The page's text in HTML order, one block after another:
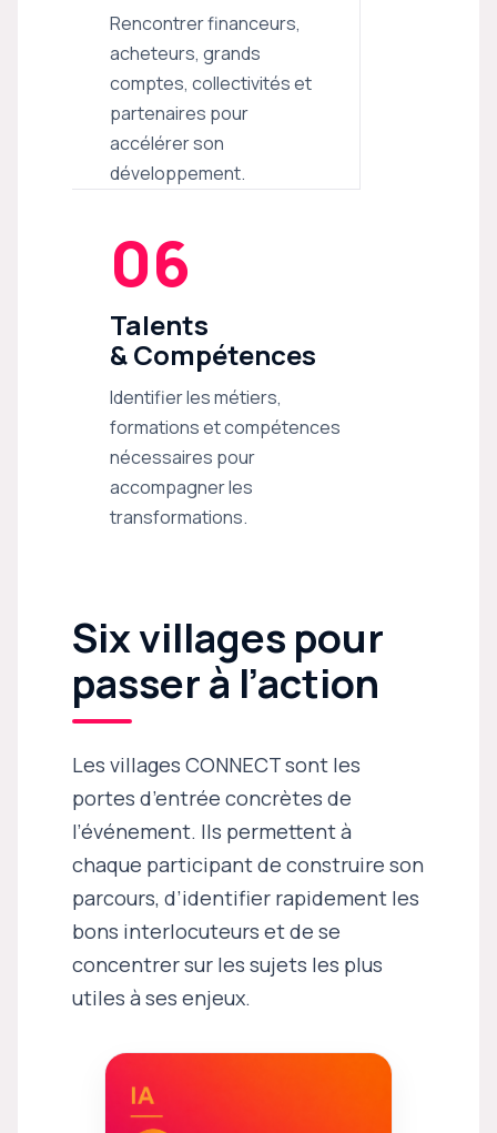
Rencontrer financeurs,
acheteurs, grands
comptes, collectivités et
partenaires pour
accélérer son
développement.
06
Talents
& Compétences
Identifier les métiers,
formations et compétences
nécessaires pour
accompagner les
transformations.
Six villages pour
passer à l’action
Les villages CONNECT sont les
portes d’entrée concrètes de
l’événement. Ils permettent à
chaque participant de construire son
parcours, d’identifier rapidement les
bons interlocuteurs et de se
concentrer sur les sujets les plus
utiles à ses enjeux.